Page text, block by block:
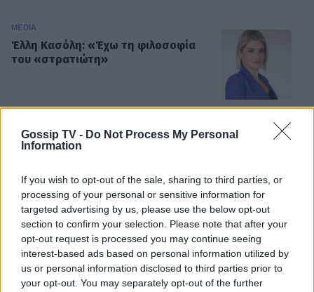
Gossip TV - Do Not Process My Personal
Information
If you wish to opt-out of the sale, sharing to third parties, or
processing of your personal or sensitive information for
targeted advertising by us, please use the below opt-out
section to confirm your selection. Please note that after your
opt-out request is processed you may continue seeing
interest-based ads based on personal information utilized by
us or personal information disclosed to third parties prior to
your opt-out. You may separately opt-out of the further
MEDIA
Έλλη Κασόλη: «Έχω τη φιλοσοφία
του «στρατιώτη»
MEDIA
Για Σένα: Γνωρίστε την οικογένεια
δεσμοί δοκιμάζονται περισσότερο
SHOWBIZ
Λίλα Μπακλέση – Παναγιώτης
Μαρκεζίνης: Έγιναν γονείς! Η πρώτη
φωτό και το τρυφερό μήνυμα